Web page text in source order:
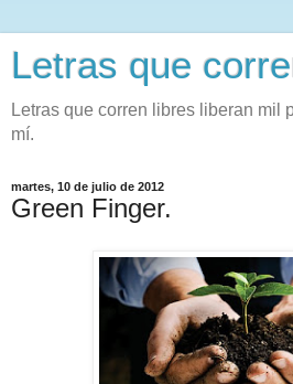
Letras que
Letras que corren libres liberan mil
mí.
martes, 10 de julio de 2012
Green Finger.